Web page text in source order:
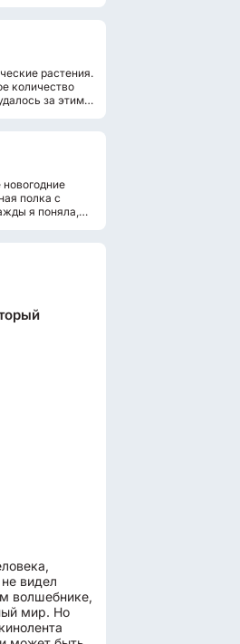
растения.
количество
за этим
полка с
я поняла,
видел
волшебнике,
мир. Но